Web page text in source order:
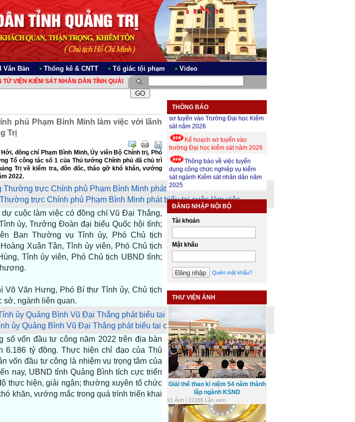
Văn Bản • Thống kê & CNTT • Tố giác tội phạm • Video
KIỂM SÁT NHÂN DÂN TỈNH QUẢNG TRỊ
phủ Phạm Bình Minh làm việc với lãnh
Trị
đồng chí Phạm Bình Minh, Ủy viên Bộ Chính trị, Phó
Tổ công tác số 1 của Thủ tướng Chính phủ đã chủ trì
Trị về kiểm tra, đôn đốc, tháo gỡ khó khăn, vướng
2022.
trực Chính phủ Phạm Bình Minh phát biểu tại cuộc làm việc
cuộc làm việc có đồng chí Vũ Đại Thắng,
ủy, Trưởng Đoàn đại biểu Quốc hội tỉnh;
Ban Thường vụ Tỉnh ủy, Phó Chủ tịch
Xuân Tân, Tỉnh ủy viên, Phó Chủ tịch
Tỉnh ủy viên, Phó Chủ tịch UBND tỉnh;
Võ Văn Hưng, Phó Bí thư Tỉnh ủy, Chủ tịch
sở, ngành liên quan.
ủy Quảng Bình Vũ Đại Thắng phát biểu tại cuộc làm việc.
số vốn đầu tư công năm 2022 trên địa bàn
tỷ đồng. Thực hiện chỉ đạo của Thủ
vốn đầu tư công là nhiệm vụ trọng tâm của
nay, UBND tỉnh Quảng Bình tích cực triển
thực hiện, giải ngân; thường xuyên tổ chức
khăn, vướng mắc trong quá trình triển khai
THÔNG BÁO
Tiếp nhận hồ sơ đăng ký dự
sơ tuyển vào Trường Đại học Kiểm
sát năm 2026
Kế hoạch sơ tuyển vào
trường Đại học kiểm sát năm 2026
Thông báo về việc tuyển
dụng công chức nghiệp vụ kiểm
sát ngành Kiểm sát nhân dân năm
2025
ĐĂNG NHẬP NỘI BỘ
Tài khoản
Mật khẩu
Quên mật khẩu?
THƯ VIỆN ẢNH
Giải thể thao kỉ niệm 54 năm thành
lập ngành KSND
91 Ảnh | 22285 Lần xem